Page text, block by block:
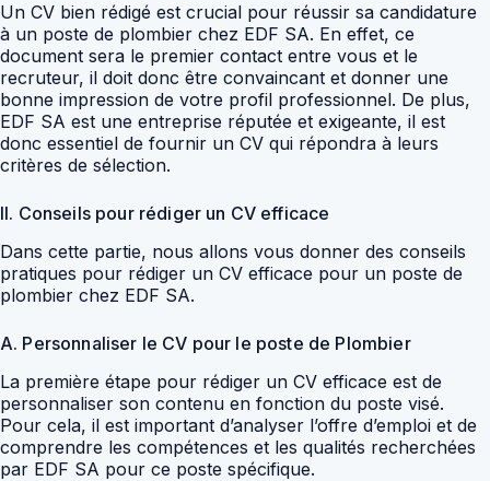
Un CV bien rédigé est crucial pour réussir sa candidature
à un poste de plombier chez EDF SA. En effet, ce
document sera le premier contact entre vous et le
recruteur, il doit donc être convaincant et donner une
bonne impression de votre profil professionnel. De plus,
EDF SA est une entreprise réputée et exigeante, il est
donc essentiel de fournir un CV qui répondra à leurs
critères de sélection.
II. Conseils pour rédiger un CV efficace
Dans cette partie, nous allons vous donner des conseils
pratiques pour rédiger un CV efficace pour un poste de
plombier chez EDF SA.
A. Personnaliser le CV pour le poste de Plombier
La première étape pour rédiger un CV efficace est de
personnaliser son contenu en fonction du poste visé.
Pour cela, il est important d’analyser l’offre d’emploi et de
comprendre les compétences et les qualités recherchées
par EDF SA pour ce poste spécifique.